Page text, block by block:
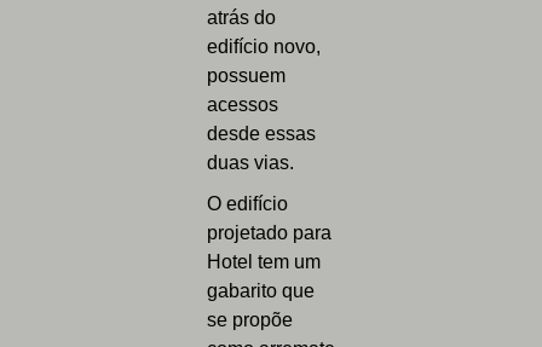
atrás do
edifício novo,
possuem
acessos
desde essas
duas vias.
O edifício
projetado para
Hotel tem um
gabarito que
se propõe